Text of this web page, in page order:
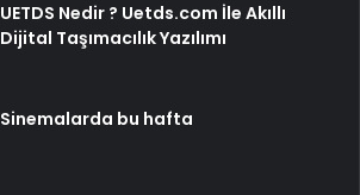
UETDS Nedir ? Uetds.com İle Akıllı
Dijital Taşımacılık Yazılımı
Sinemalarda bu hafta